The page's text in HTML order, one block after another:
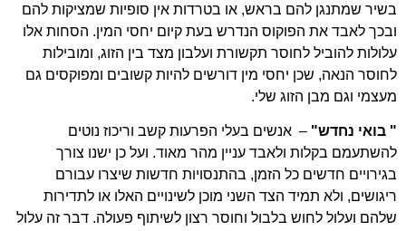
בשיר שמתנגן להם בראש, או בטרדות אין סופיות שמציקות להם
ובכך לאבד את הפוקוס הנדרש בעת קיום יחסי המין. הסחות אלו
עלולות להוביל לחוסר תקשורת ועלבון מצד בין הזוג, ומובילות
לחוסר הנאה, שכן יחסי מין דורשים להיות קשובים ומפוקסים גם
מעצמי וגם מבן הזוג שלי.
" בואי נחדש" – אנשים בעלי הפרעות קשב וריכוז נוטים
להשתעמם בקלות ולאבד עניין מהר מאוד. ועל כן ישנו צורך
בגירויים חדשים כל הזמן, בהתנסויות חדשות שיצרו עבורם
ריגושים, ולא תמיד הצד השני מוכן לשינויים האלו או לתדירות
שלהם ועלול לחוש בלבול וחוסר רצון לשיתוף פעולה. דבר זה עלול